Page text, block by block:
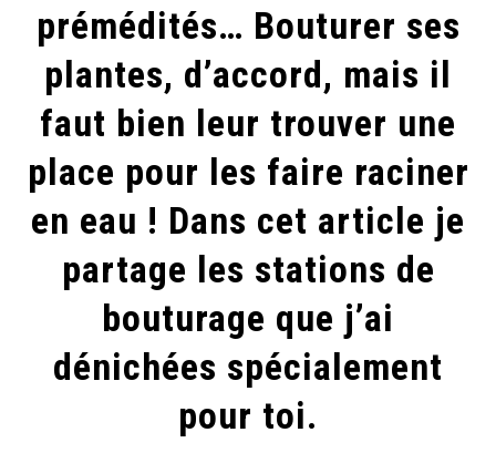
prémédités… Bouturer ses
plantes, d’accord, mais il
faut bien leur trouver une
place pour les faire raciner
en eau ! Dans cet article je
partage les stations de
bouturage que j’ai
dénichées spécialement
pour toi.